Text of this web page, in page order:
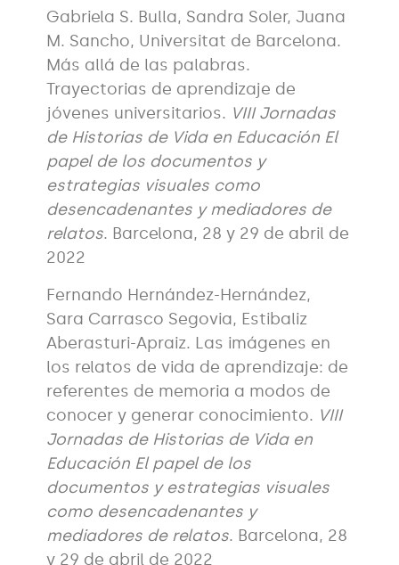
Gabriela S. Bulla, Sandra Soler, Juana
M. Sancho, Universitat de Barcelona.
Más allá de las palabras.
Trayectorias de aprendizaje de
jóvenes universitarios. VIII Jornadas
de Historias de Vida en Educación El
papel de los documentos y
estrategias visuales como
desencadenantes y mediadores de
relatos. Barcelona, 28 y 29 de abril de
2022
Fernando Hernández-Hernández,
Sara Carrasco Segovia, Estibaliz
Aberasturi-Apraiz. Las imágenes en
los relatos de vida de aprendizaje: de
referentes de memoria a modos de
conocer y generar conocimiento. VIII
Jornadas de Historias de Vida en
Educación El papel de los
documentos y estrategias visuales
como desencadenantes y
mediadores de relatos. Barcelona, 28
y 29 de abril de 2022